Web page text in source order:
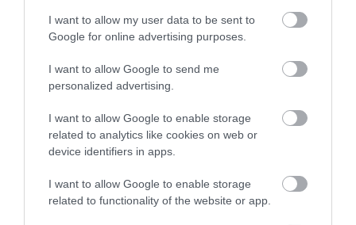
I want to allow my user data to be sent to
Google for online advertising purposes.
I want to allow Google to send me
personalized advertising.
I want to allow Google to enable storage
related to analytics like cookies on web or
device identifiers in apps.
I want to allow Google to enable storage
related to functionality of the website or app.
είπε για
οικονομία,
ΟΠΕΚΕΠΕ,Τσίπρα
Ειρήνη
Αγαπηδάκη στο
pagenews.gr:
"ΠΡΟΛΑΜΒΑΝΩ"
έσωσε ζωές –
συνεχίζουμε πιο
δυναμικά»
15.07.2026 | 20:21
Μάριος
Θεμιστοκλέους